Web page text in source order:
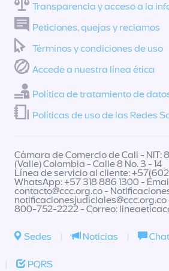
Transparencia y acceso a la
Peticiones, quejas y reclamos
Términos y condiciones de uso
Accede a nuestra línea ética
Política de tratamiento de
Políticas de uso de las Redes
Cámara de Comercio de Cali - NIT:
(Valle) Colombia - Calle 8 No. 3 - 14
Línea de servicio al cliente:
WhatsApp: +57 318 886 1300 -
contacto@ccc.org.co-
notificacionesjudiciales@ccc.org.co
800-752-2222 - Correo:
Sedes | Noticias | Chat
| PQRS